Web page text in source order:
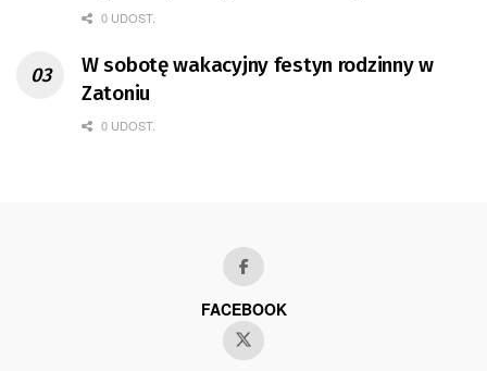
0 UDOST.
W sobotę wakacyjny festyn rodzinny w
Zatoniu
0 UDOST.
FACEBOOK